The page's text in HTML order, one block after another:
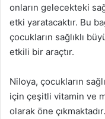
onların gelecekteki
etki yaratacaktır. Bu
çocukların sağlıklı
etkili bir araçtır.
Niloya, çocukların
için çeşitli vitamin ve
olarak öne